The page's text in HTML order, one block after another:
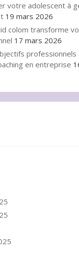
votre adolescent à
19 mars 2026
colom transforme
17 mars 2026
professionnels
en entreprise